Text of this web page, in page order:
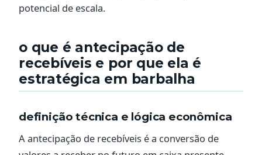
potencial de escala.
o que é antecipação de
recebíveis e por que ela é
estratégica em barbalha
definição técnica e lógica econômica
A antecipação de recebíveis é a conversão de